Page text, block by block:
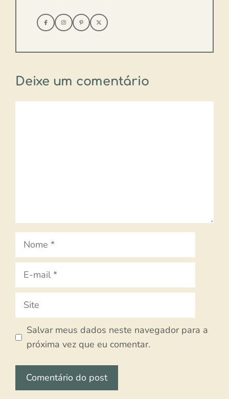
Deixe um comentário
Nome
E-
Site
Salvar meus dados neste navegador para a
próxima vez que eu comentar.